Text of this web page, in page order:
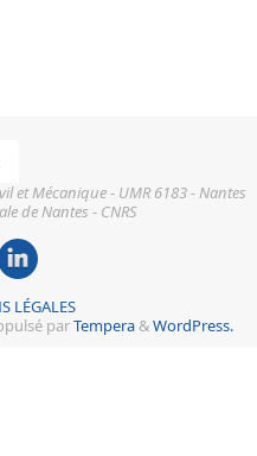
et Mécanique - UMR 6183 - Nantes
de Nantes - CNRS
LÉGALES
parTempera &WordPress.